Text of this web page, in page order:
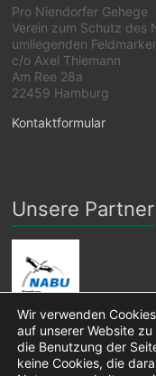
Pro Niendorfer Gehege
Verein zum Schutz des
umliegenden
c/o Axel Thiemann
Am Ree 28a
22459 Hamburg
Kontaktformular
Unsere Partner
Wir verwenden
auf unserer Website
die Benutzung der
keine Cookies, die